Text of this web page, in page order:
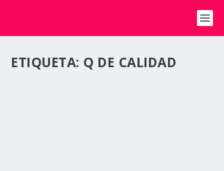
ETIQUETA: Q DE CALIDAD